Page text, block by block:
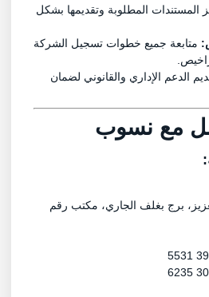
المطلوبة وتقديمها بشكل
متابعة جميع خطوات تسجيل الشركة
الدعم الإداري والقانوني لضمان
مع نسوب
برج بغلف الجاري، مكتب رقم